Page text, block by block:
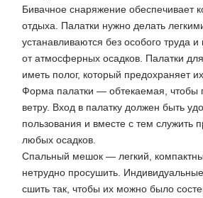
Бивачное снаряжение обеспечивает
отдыха. Палатки нужно делать
устанавливаются без особого труда
от атмосферных осадков. Палатки
иметь полог, который предохраняет
Форма палатки — обтекаемая, чтобы
ветру. Вход в палатку должен быть
пользования и вместе с тем служить
любых осадков.
Спальный мешок — легкий,
нетрудно просушить.
сшить так, чтобы их можно было